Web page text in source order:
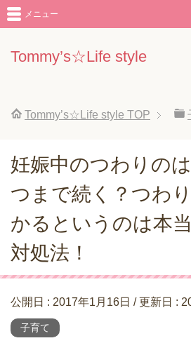
Tommy’s☆Life style
メニュー
Tommy’s☆Life style TOP
妊娠中のつわりの
つまで続く？つわ
かるというのは本
対処法！
公開日 : 2017年1月16日 / 更新日 :
子育て